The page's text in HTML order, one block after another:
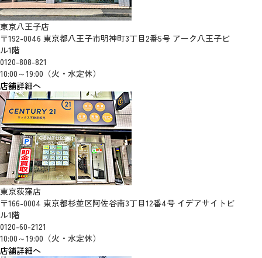
東京八王子店
〒192-0046 東京都八王子市明神町3丁目2番5号 アーク八王子ビ
ル1階
0120-808-821
10:00～19:00（火・水定休）
店舗詳細へ
東京荻窪店
〒166-0004 東京都杉並区阿佐谷南3丁目12番4号 イデアサイトビ
ル1階
0120-60-2121
10:00～19:00（火・水定休）
店舗詳細へ